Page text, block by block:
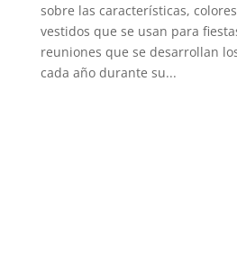
sobre las características,
vestidos que se usan para
reuniones que se desarrollan
cada año durante su...